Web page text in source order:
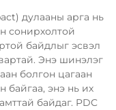
дулааны арга нь
сонирхолтой
байдлыг эсвэл
Энэ шинэлэг
болгон цагаан
байгаа, энэ нь их
байдаг. PDC